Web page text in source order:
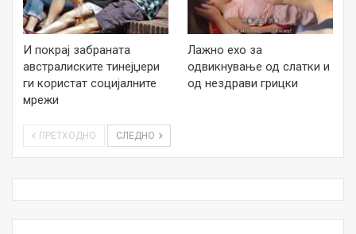
И покрај забраната
австралиските тинејџери
ги користат социјалните
мрежи
Лажно ехо за
одвикнување од слатки и
од нездрави грицки
ПРЕТХОДНО СЛЕДНО